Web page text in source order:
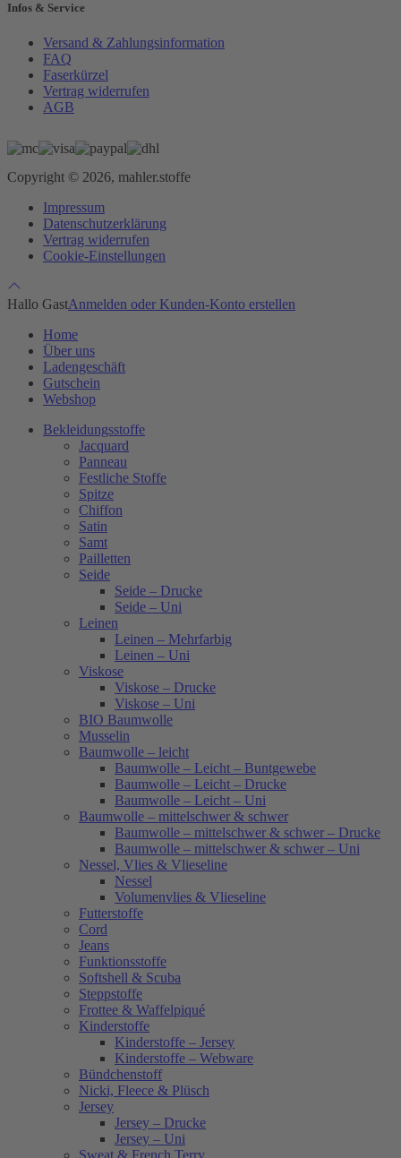
Infos & Service
Versand & Zahlungsinformation
FAQ
Faserkürzel
Vertrag widerrufen
AGB
Copyright © 2026, mahler.stoffe
Impressum
Datenschutzerklärung
Vertrag widerrufen
Cookie-Einstellungen
Hallo GastAnmelden oder Kunden-Konto erstellen
Home
Über uns
Ladengeschäft
Gutschein
Webshop
Bekleidungsstoffe
Jacquard
Panneau
Festliche Stoffe
Spitze
Chiffon
Satin
Samt
Pailletten
Seide
Seide – Drucke
Seide – Uni
Leinen
Leinen – Mehrfarbig
Leinen – Uni
Viskose
Viskose – Drucke
Viskose – Uni
BIO Baumwolle
Musselin
Baumwolle – leicht
Baumwolle – Leicht – Buntgewebe
Baumwolle – Leicht – Drucke
Baumwolle – Leicht – Uni
Baumwolle – mittelschwer & schwer
Baumwolle – mittelschwer & schwer – Drucke
Baumwolle – mittelschwer & schwer – Uni
Nessel, Vlies & Vlieseline
Nessel
Volumenvlies & Vlieseline
Futterstoffe
Cord
Jeans
Funktionsstoffe
Softshell & Scuba
Steppstoffe
Frottee & Waffelpiqué
Kinderstoffe
Kinderstoffe – Jersey
Kinderstoffe – Webware
Bündchenstoff
Nicki, Fleece & Plüsch
Jersey
Jersey – Drucke
Jersey – Uni